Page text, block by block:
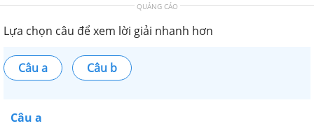
QUẢNG CÁO
Lựa chọn câu để xem lời giải nhanh hơn
Câu a Câu b
Câu a